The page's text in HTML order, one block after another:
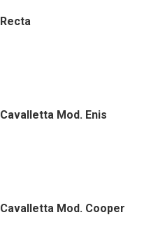
Recta
Cavalletta Mod. Enis
Cavalletta Mod. Cooper